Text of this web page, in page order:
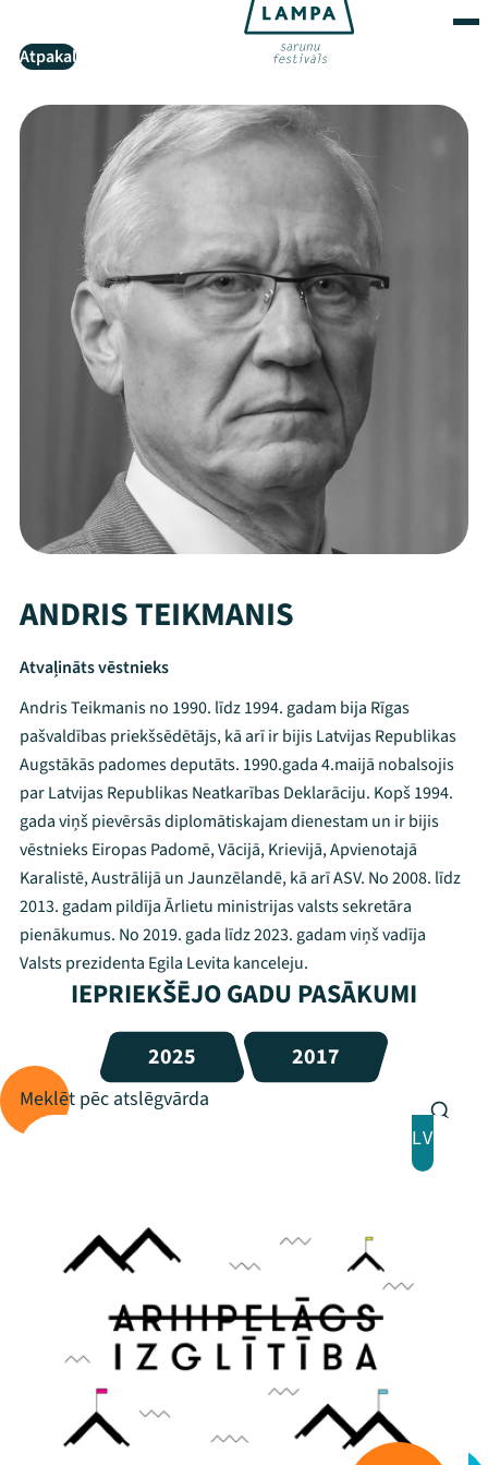
Atpakaļ
ANDRIS TEIKMANIS
Atvaļināts vēstnieks
Andris Teikmanis no 1990. līdz 1994. gadam bija Rīgas
pašvaldības priekšsēdētājs, kā arī ir bijis Latvijas Republikas
Augstākās padomes deputāts. 1990.gada 4.maijā nobalsojis
par Latvijas Republikas Neatkarības Deklarāciju. Kopš 1994.
gada viņš pievērsās diplomātiskajam dienestam un ir bijis
vēstnieks Eiropas Padomē, Vācijā, Krievijā, Apvienotajā
Karalistē, Austrālijā un Jaunzēlandē, kā arī ASV. No 2008. līdz
2013. gadam pildīja Ārlietu ministrijas valsts sekretāra
pienākumus. No 2019. gada līdz 2023. gadam viņš vadīja
Valsts prezidenta Egila Levita kanceleju.
IEPRIEKŠĒJO GADU PASĀKUMI
2025 2017
LV